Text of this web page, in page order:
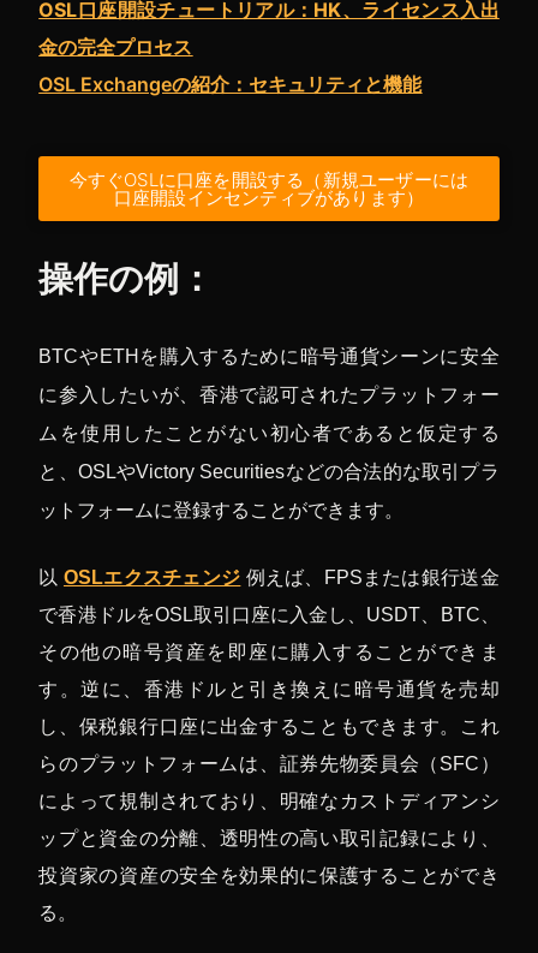
OSL口座開設チュートリアル：HK、ライセンス入出
金の完全プロセス
OSL Exchangeの紹介：セキュリティと機能
今すぐOSLに口座を開設する（新規ユーザーには
口座開設インセンティブがあります）
操作の例：
BTCやETHを購入するために暗号通貨シーンに安全
に参入したいが、香港で認可されたプラットフォー
ムを使用したことがない初心者であると仮定する
と、OSLやVictory Securitiesなどの合法的な取引プラ
ットフォームに登録することができます。
以 OSLエクスチェンジ 例えば、FPSまたは銀行送金
で香港ドルをOSL取引口座に入金し、USDT、BTC、
その他の暗号資産を即座に購入することができま
す。逆に、香港ドルと引き換えに暗号通貨を売却
し、保税銀行口座に出金することもできます。これ
らのプラットフォームは、証券先物委員会（SFC）
によって規制されており、明確なカストディアンシ
ップと資金の分離、透明性の高い取引記録により、
投資家の資産の安全を効果的に保護することができ
る。